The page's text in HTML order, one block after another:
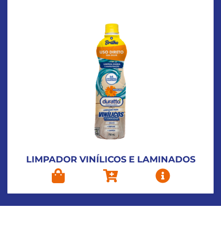
LIMPADOR VINÍLICOS E LAMINADOS